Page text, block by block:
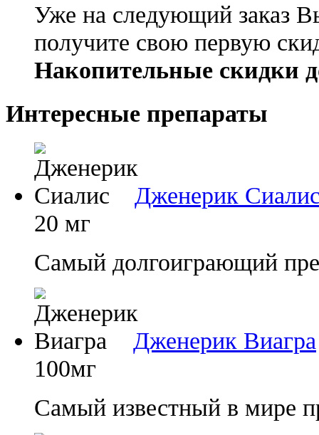
Уже на следующий заказ
получите свою первую
Накопительные скидки
Интересные препараты
Дженерик
20 мг
Самый долгоиграющий
Дженерик Виагра
100мг
Самый известный в мире